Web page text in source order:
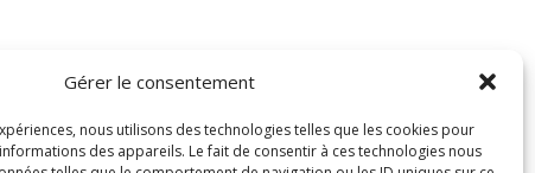
Gérer le consentement
nous utilisons des technologies telles que les cookies pour
des appareils. Le fait de consentir à ces technologies nous
SUIVANT
du 5 janvier – C